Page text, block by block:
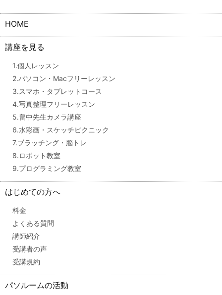
HOME
講座を見る
1.個人レッスン
2.パソコン・Macフリーレッスン
3.スマホ・タブレットコース
4.写真整理フリーレッスン
5.畠中先生カメラ講座
6.水彩画・スケッチピクニック
7.ブラッチング・脳トレ
8.ロボット教室
9.プログラミング教室
はじめての方へ
料金
よくある質問
講師紹介
受講者の声
受講規約
パソルームの活動